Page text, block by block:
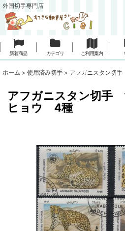
外国切手専門店
新着商品 カテゴリ ご利用案内
ホーム > 使用済み切手 > アフガニスタン切
アフガニスタン切
ヒョウ 4種